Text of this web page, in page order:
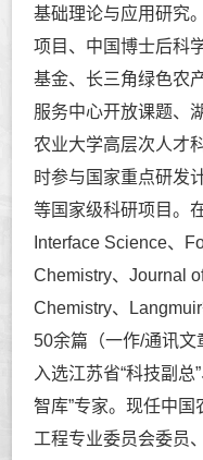
基础理论与应用研究
项目、中国博士后科
基金、长三角绿色农
服务中心开放课题、
农业大学高层次人才
时参与国家重点研发
等国家级科研项目。
Interface Science、
Chemistry、Journal
Chemistry、Langmuir
50余篇（一作/通讯文
入选江苏省“科技副总”
智库”专家。现任中国
工程专业委员会委员